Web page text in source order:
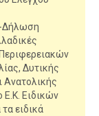
Δήλωση
Δυτικής
Ανατολικής
Ε.Κ. Ειδικών
ειδικά